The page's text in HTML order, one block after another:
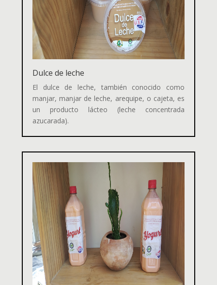
Dulce de leche
El dulce de leche, también conocido como
manjar,​ manjar de leche,​ arequipe,​ o cajeta,​ es
un producto lácteo (leche concentrada
azucarada).